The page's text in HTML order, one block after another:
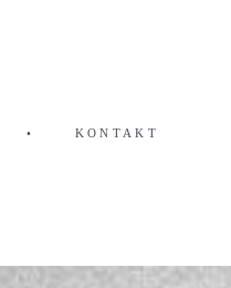
• KONTAKT